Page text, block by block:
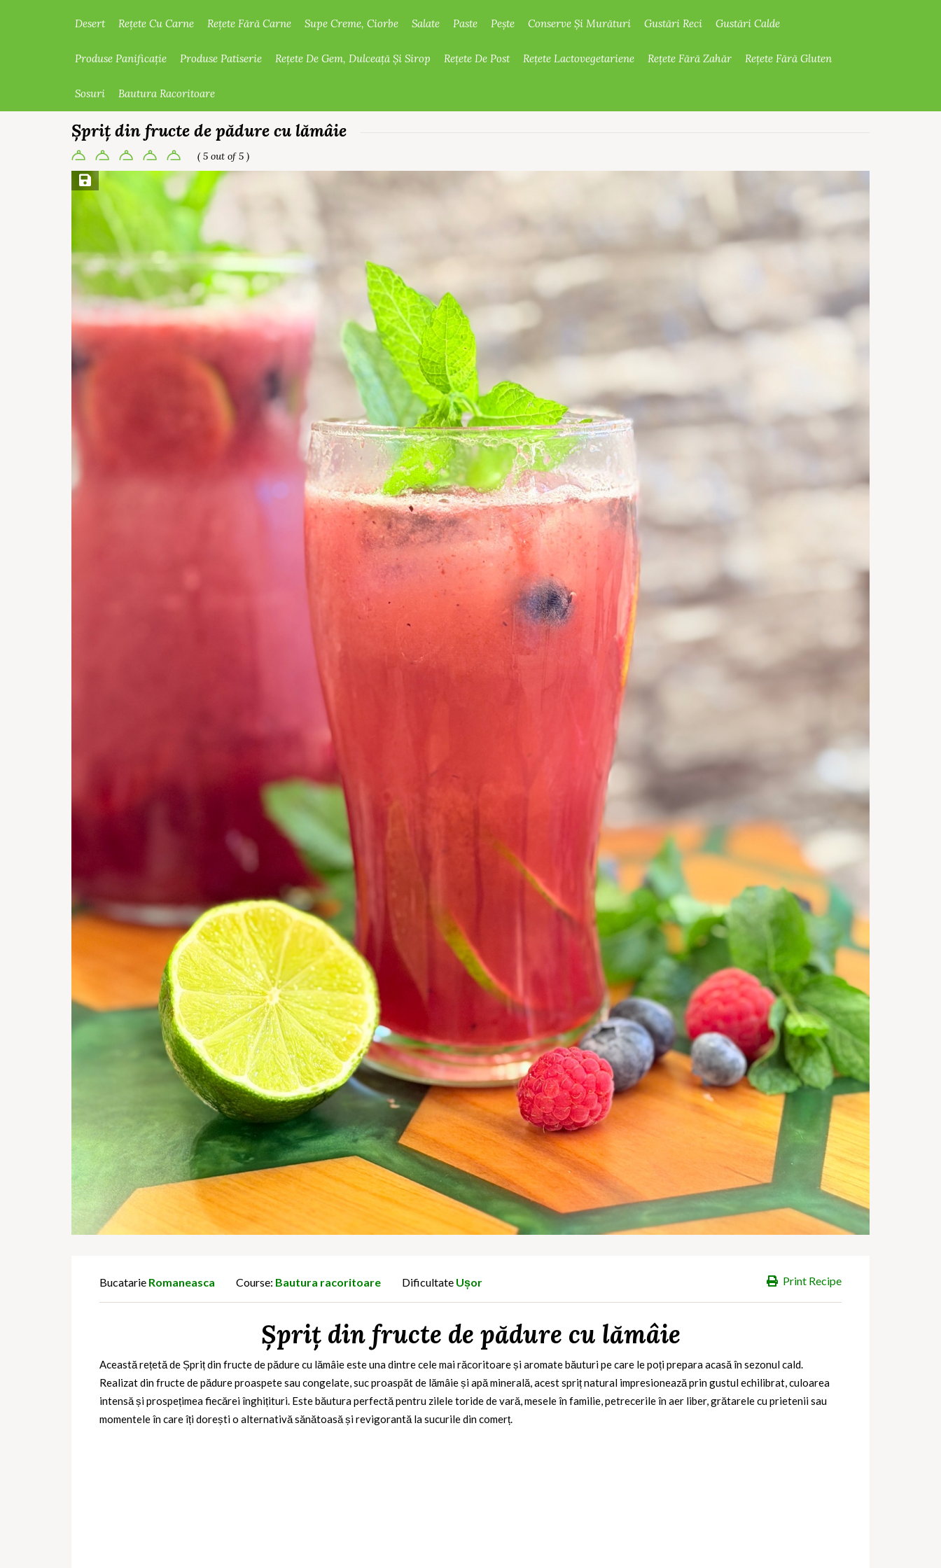
Desert Rețete Cu Carne Rețete Fără Carne Supe Creme, Ciorbe Salate Paste Pește Conserve Și Murături Gustări Reci Gustări Calde
Produse Panificație Produse Patiserie Rețete De Gem, Dulceață Și Sirop Rețete De Post Rețete Lactovegetariene Rețete Fără Zahăr Rețete Fără Gluten
Sosuri Bautura Racoritoare
Șpriț din fructe de pădure cu lămâie
( 5 out of 5 )
Save Recipe
Print Recipe
Bucatarie Romaneasca Course: Bautura racoritoare Dificultate Ușor
Șpriț din fructe de pădure cu lămâie
Această rețetă de Șpriț din fructe de pădure cu lămâie este una dintre cele mai răcoritoare și aromate băuturi pe care le poți prepara acasă în sezonul cald.
Realizat din fructe de pădure proaspete sau congelate, suc proaspăt de lămâie și apă minerală, acest spriț natural impresionează prin gustul echilibrat, culoarea
intensă și prospețimea fiecărei înghițituri. Este băutura perfectă pentru zilele toride de vară, mesele în familie, petrecerile în aer liber, grătarele cu prietenii sau
momentele în care îți dorești o alternativă sănătoasă și revigorantă la sucurile din comerț.